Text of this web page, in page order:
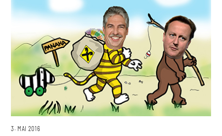
3. MAI 2016